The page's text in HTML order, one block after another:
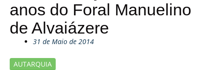
anos do Foral Manuelino
de Alvaiázere
31 de Maio de 2014
AUTARQUIA